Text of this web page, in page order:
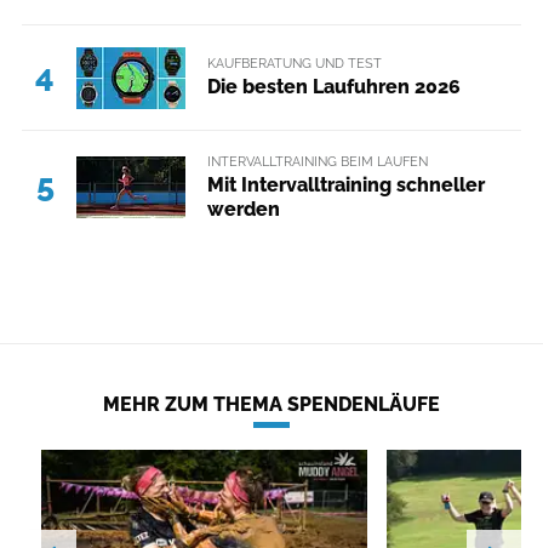
4 KAUFBERATUNG UND TEST
Die besten Laufuhren 2026
5
INTERVALLTRAINING BEIM LAUFEN
Mit Intervalltraining schneller
werden
MEHR ZUM THEMA SPENDENLÄUFE